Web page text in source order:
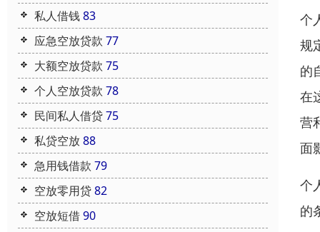
私人借钱83
应急空放贷款 77
大额空放贷款 75
个人空放贷款 78
民间私人借贷75
私贷空放88
急用钱借款 79
空放零用贷82
空放短借90
个
规
的
在
营
面
个
的